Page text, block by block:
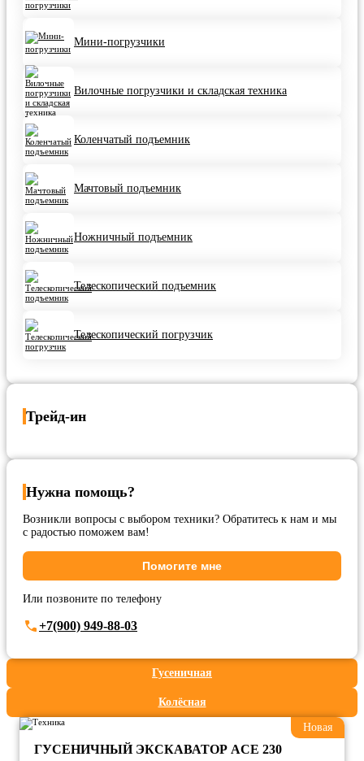
Мини-погрузчики
Вилочные погрузчики и складская техника
Коленчатый подъемник
Мачтовый подъемник
Ножничный подъемник
Телескопический подъемник
Телескопический погрузчик
Трейд-ин
Нужна помощь?
Возникли вопросы с выбором техники? Обратитесь к нам и мы
с радостью поможем вам!
Помогите мне
Или позвоните по телефону
+7(900) 949-88-03
Гусеничная
Колёсная
Новая
ГУСЕНИЧНЫЙ ЭКСКАВАТОР ACE 230